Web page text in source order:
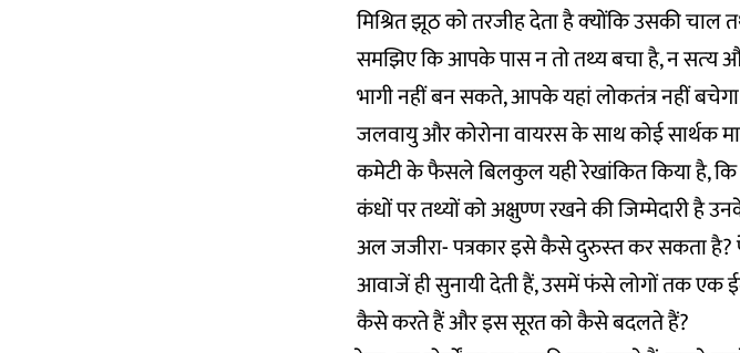
मिश्रित झूठ को तरजीह देता है क्‍योंकि उसकी चाल
समझिए कि आपके पास न तो तथ्‍य बचा है, न सत्‍य
भागी नहीं बन सकते, आपके यहां लोकतंत्र नहीं
जलवायु और कोरोना वायरस के साथ कोई सार्थक
कमेटी के फैसले बिलकुल यही रेखांकित किया है, कि
कंधों पर तथ्‍यों को अक्षुण्‍ण रखने की जिम्‍मेदारी है
अल जजीरा- पत्रकार इसे कैसे दुरुस्‍त कर सकता
आवाजें ही सुनायी देती हैं, उसमें फंसे लोगों तक एक
कैसे करते हैं और इस सूरत को कैसे बदलते हैं?